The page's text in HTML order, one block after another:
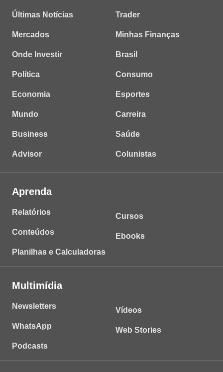
Últimas Notícias
Mercados
Onde Investir
Política
Economia
Mundo
Business
Advisor
Trader
Minhas Finanças
Brasil
Consumo
Esportes
Carreira
Saúde
Colunistas
Aprenda
Relatórios
Conteúdos
Planilhas e Calculadoras
Cursos
Ebooks
Multimídia
Newsletters
WhatsApp
Podcasts
Vídeos
Web Stories